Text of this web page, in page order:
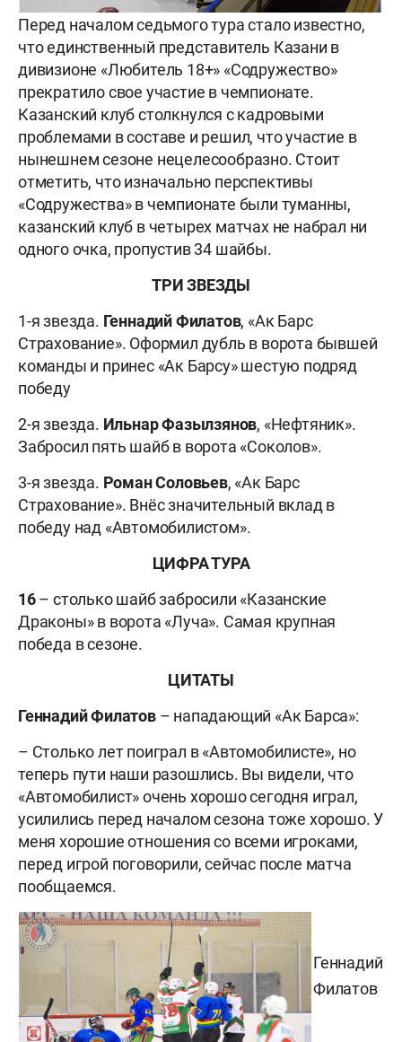
Перед началом седьмого тура стало известно,
что единственный представитель Казани в
дивизионе «Любитель 18+» «Содружество»
прекратило свое участие в чемпионате.
Казанский клуб столкнулся с кадровыми
проблемами в составе и решил, что участие в
нынешнем сезоне нецелесообразно. Стоит
отметить, что изначально перспективы
«Содружества» в чемпионате были туманны,
казанский клуб в четырех матчах не набрал ни
одного очка, пропустив 34 шайбы.
ТРИ ЗВЕЗДЫ
1-я звезда. Геннадий Филатов, «Ак Барс
Страхование». Оформил дубль в ворота бывшей
команды и принес «Ак Барсу» шестую подряд
победу
2-я звезда. Ильнар Фазылзянов, «Нефтяник».
Забросил пять шайб в ворота «Соколов».
3-я звезда. Роман Соловьев, «Ак Барс
Страхование». Внёс значительный вклад в
победу над «Автомобилистом».
ЦИФРА ТУРА
16– столько шайб забросили «Казанские
Драконы» в ворота «Луча». Самая крупная
победа в сезоне.
ЦИТАТЫ
Геннадий Филатов – нападающий «Ак Барса»:
– Столько лет поиграл в «Автомобилисте», но
теперь пути наши разошлись. Вы видели, что
«Автомобилист» очень хорошо сегодня играл,
усилились перед началом сезона тоже хорошо. У
меня хорошие отношения со всеми игроками,
перед игрой поговорили, сейчас после матча
пообщаемся.
Геннадий
Филатов